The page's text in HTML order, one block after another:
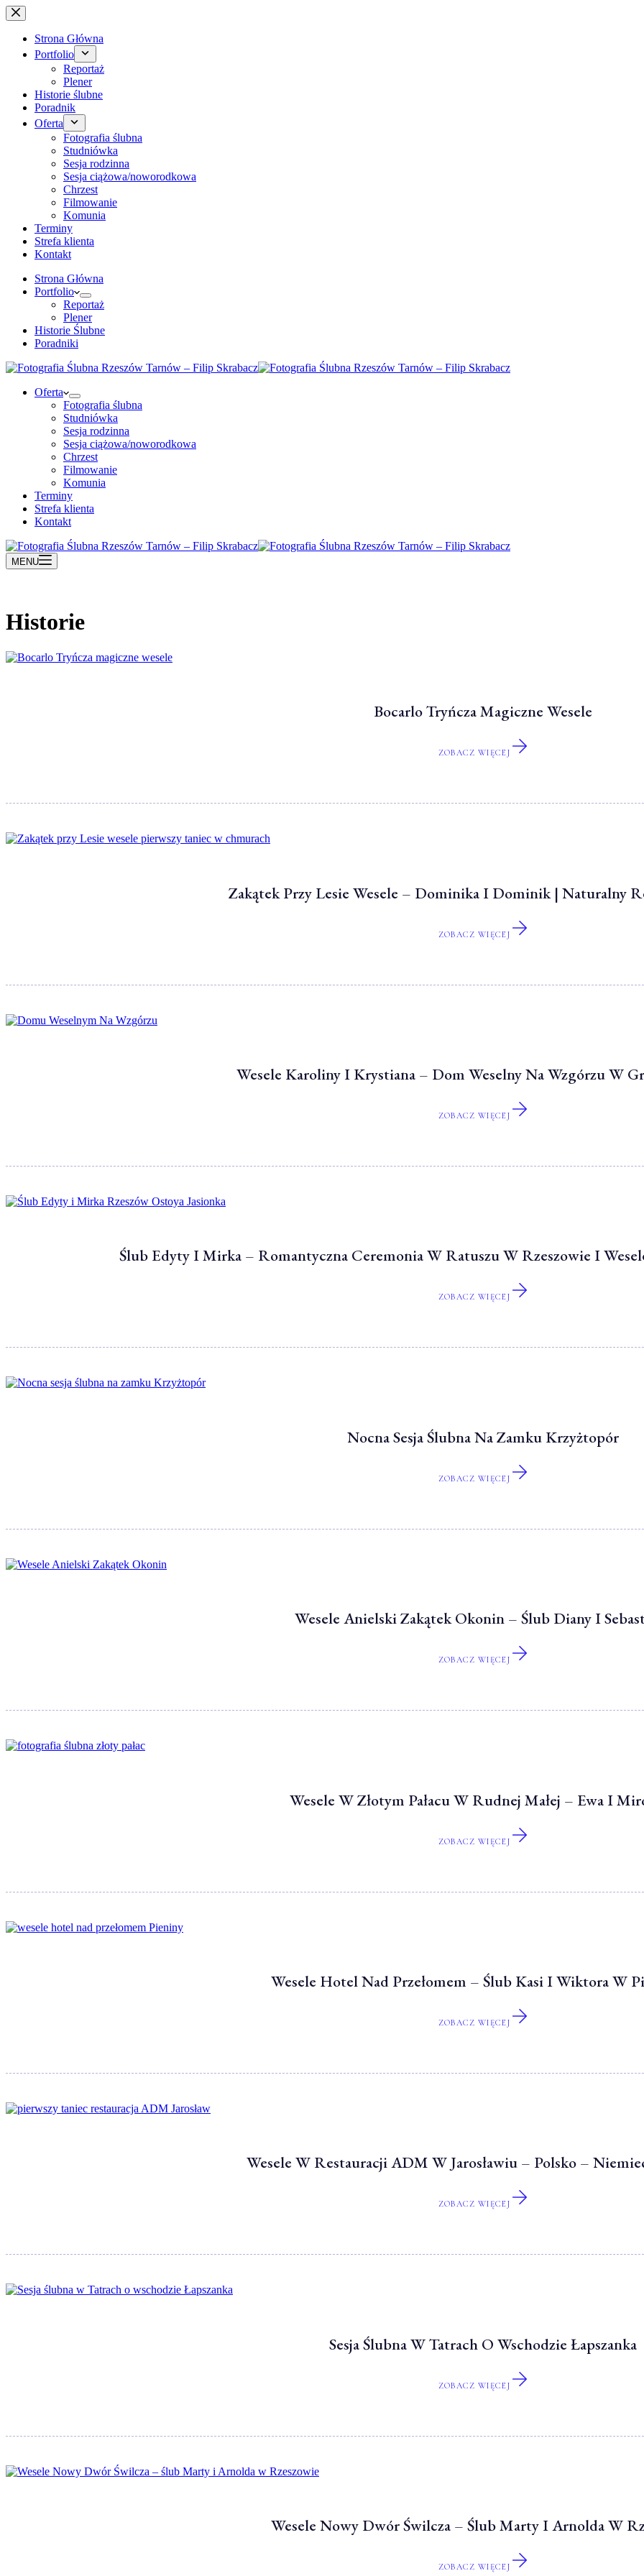
Przejdź
do
treści
Strona Główna
Portfolio
Reportaż
Plener
Historie ślubne
Poradnik
Oferta
Fotografia ślubna
Studniówka
Sesja rodzinna
Sesja ciążowa/noworodkowa
Chrzest
Filmowanie
Komunia
Terminy
Strefa klienta
Kontakt
Strona Główna
Portfolio
Reportaż
Plener
Historie Ślubne
Poradniki
Oferta
Fotografia ślubna
Studniówka
Sesja rodzinna
Sesja ciążowa/noworodkowa
Chrzest
Filmowanie
Komunia
Terminy
Strefa klienta
Kontakt
MENU
Historie
Bocarlo Tryńcza Magiczne Wesele
ZOBACZ WIĘCEJ
Zakątek Przy Lesie Wesele – Dominika I Dominik | Naturalny
ZOBACZ WIĘCEJ
Wesele Karoliny I Krystiana – Dom Weselny Na Wzgórzu W
ZOBACZ WIĘCEJ
Ślub Edyty I Mirka – Romantyczna Ceremonia W Ratuszu W Rzeszowie I
ZOBACZ WIĘCEJ
Nocna Sesja Ślubna Na Zamku Krzyżtopór
ZOBACZ WIĘCEJ
Wesele Anielski Zakątek Okonin – Ślub Diany I
ZOBACZ WIĘCEJ
Wesele W Złotym Pałacu W Rudnej Małej – Ewa I
ZOBACZ WIĘCEJ
Wesele Hotel Nad Przełomem – Ślub Kasi I Wiktora W
ZOBACZ WIĘCEJ
Wesele W Restauracji ADM W Jarosławiu – Polsko –
ZOBACZ WIĘCEJ
Sesja Ślubna W Tatrach O Wschodzie Łapszanka
ZOBACZ WIĘCEJ
Wesele Nowy Dwór Świlcza – Ślub Marty I Arnolda W
ZOBACZ WIĘCEJ